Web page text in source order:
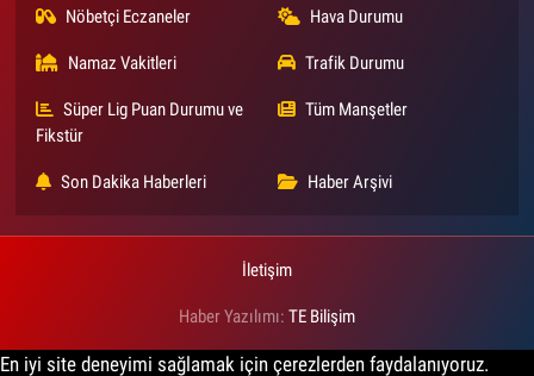
Nöbetçi Eczaneler Hava Durumu
Namaz Vakitleri Trafik Durumu
Süper Lig Puan Durumu ve
Fikstür
Tüm Manşetler
Son Dakika Haberleri Haber Arşivi
İletişim
Haber Yazılımı: TE Bilişim
En iyi site deneyimi sağlamak için çerezlerden faydalanıyoruz.